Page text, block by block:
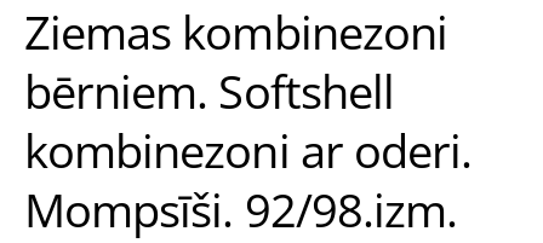
Ziemas kombinezoni
bērniem. Softshell
kombinezoni ar oderi.
Mompsīši. 92/98.izm.